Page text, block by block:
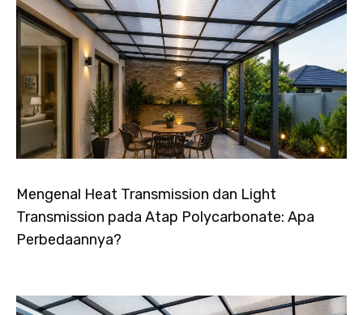
Mengenal Heat Transmission dan Light
Transmission pada Atap Polycarbonate: Apa
Perbedaannya?